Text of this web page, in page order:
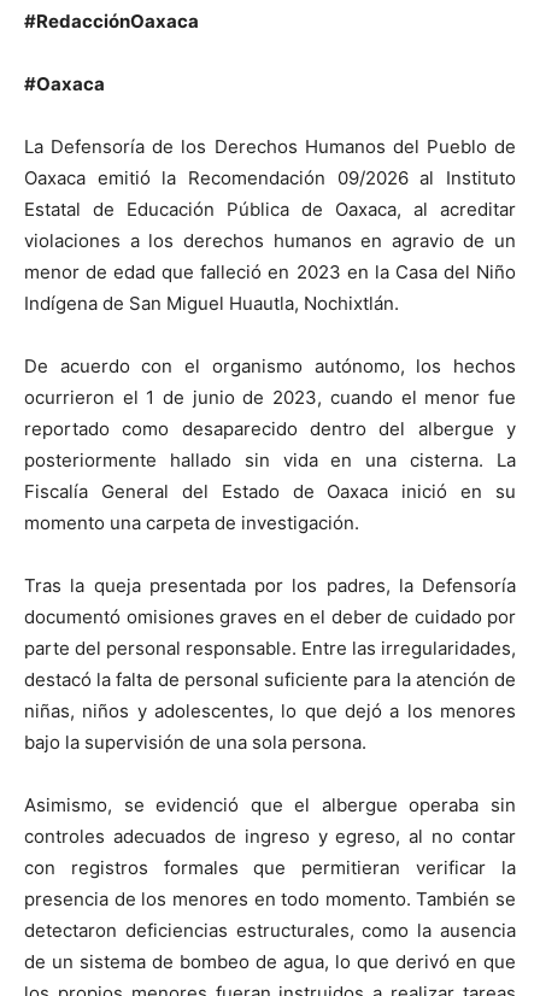
#RedacciónOaxaca
#Oaxaca
La Defensoría de los Derechos Humanos del Pueblo de
Oaxaca emitió la Recomendación 09/2026 al Instituto
Estatal de Educación Pública de Oaxaca, al acreditar
violaciones a los derechos humanos en agravio de un
menor de edad que falleció en 2023 en la Casa del Niño
Indígena de San Miguel Huautla, Nochixtlán.
De acuerdo con el organismo autónomo, los hechos
ocurrieron el 1 de junio de 2023, cuando el menor fue
reportado como desaparecido dentro del albergue y
posteriormente hallado sin vida en una cisterna. La
Fiscalía General del Estado de Oaxaca inició en su
momento una carpeta de investigación.
Tras la queja presentada por los padres, la Defensoría
documentó omisiones graves en el deber de cuidado por
parte del personal responsable. Entre las irregularidades,
destacó la falta de personal suficiente para la atención de
niñas, niños y adolescentes, lo que dejó a los menores
bajo la supervisión de una sola persona.
Asimismo, se evidenció que el albergue operaba sin
controles adecuados de ingreso y egreso, al no contar
con registros formales que permitieran verificar la
presencia de los menores en todo momento. También se
detectaron deficiencias estructurales, como la ausencia
de un sistema de bombeo de agua, lo que derivó en que